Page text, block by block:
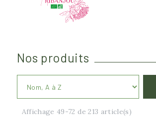
Catégories
Nos produits
Affichage 49-72 de 213 article(s)